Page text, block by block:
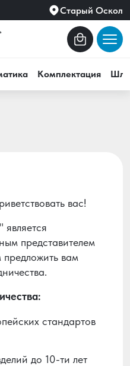
Старый Оскол
Комплектация
вас!
представителем
вам
стандартов
до 10-ти лет